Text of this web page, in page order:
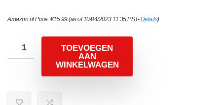
Amazon.nl Price:€15.99(as of 10/04/2023 11:35 PST-Details)
TOEVOEGEN
AAN
WINKELWAGEN